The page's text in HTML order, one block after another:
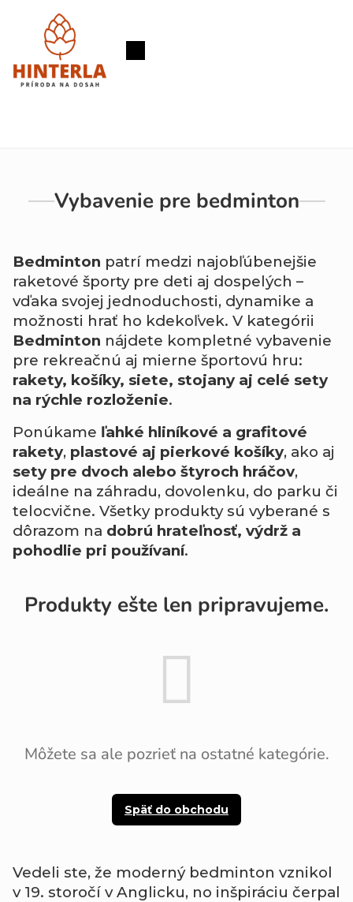
Nákupný
Vybavenie pre bedminton
Bedminton patrí medzi najobľúbenejšie
raketové športy pre deti aj dospelých –
vďaka svojej jednoduchosti, dynamike a
možnosti hrať ho kdekoľvek. V kategórii
Bedminton nájdete kompletné vybavenie
pre rekreačnú aj mierne športovú hru:
rakety, košíky, siete, stojany aj celé sety
na rýchle rozloženie.
Ponúkame ľahké hliníkové a grafitové
rakety, plastové aj pierkové košíky, ako aj
sety pre dvoch alebo štyroch hráčov,
ideálne na záhradu, dovolenku, do parku či
telocvične. Všetky produkty sú vyberané s
dôrazom na dobrú hrateľnosť, výdrž a
pohodlie pri používaní.
Produkty ešte len pripravujeme.
Môžete sa ale pozrieť na ostatné kategórie.
Späť do obchodu
Vedeli ste, že moderný bedminton vznikol
v 19. storočí v Anglicku, no inšpiráciu čerpal